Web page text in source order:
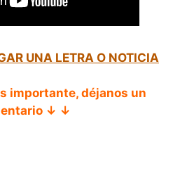
UNA LETRA O NOTICIA
importante, déjanos un
↓ ↓